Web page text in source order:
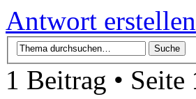
Antwort erstellen
1 Beitrag • Seite